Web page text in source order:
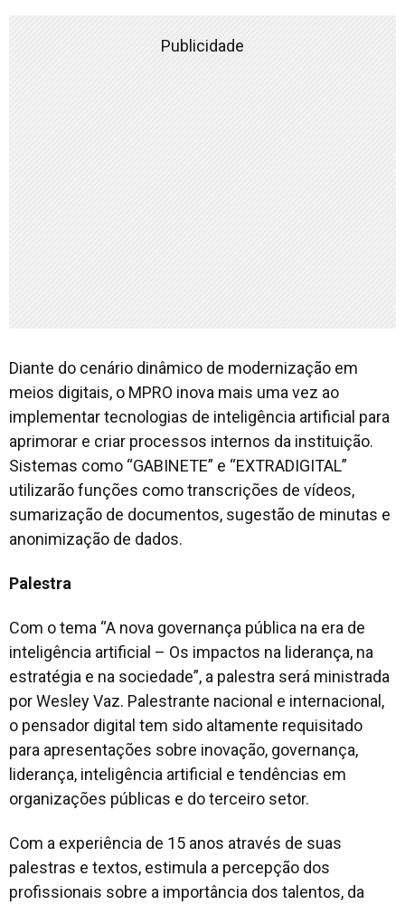
Publicidade
Diante do cenário dinâmico de modernização em
meios digitais, o MPRO inova mais uma vez ao
implementar tecnologias de inteligência artificial para
aprimorar e criar processos internos da instituição.
Sistemas como “GABINETE” e “EXTRADIGITAL”
utilizarão funções como transcrições de vídeos,
sumarização de documentos, sugestão de minutas e
anonimização de dados.
Palestra
Com o tema “A nova governança pública na era de
inteligência artificial – Os impactos na liderança, na
estratégia e na sociedade”, a palestra será ministrada
por Wesley Vaz. Palestrante nacional e internacional,
o pensador digital tem sido altamente requisitado
para apresentações sobre inovação, governança,
liderança, inteligência artificial e tendências em
organizações públicas e do terceiro setor.
Com a experiência de 15 anos através de suas
palestras e textos, estimula a percepção dos
profissionais sobre a importância dos talentos, da